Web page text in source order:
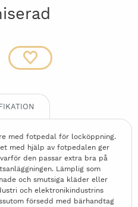
med fotpedal för locköppning.
med hjälp av fotpedalen ger
den passar extra bra på
Lämplig som
och smutsiga kläder eller
och elektronikindustrins
försedd med bärhandtag